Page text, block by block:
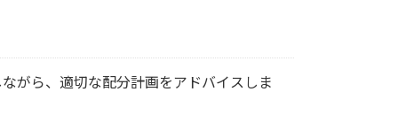
がら、適切な配分計画をアドバイスしま